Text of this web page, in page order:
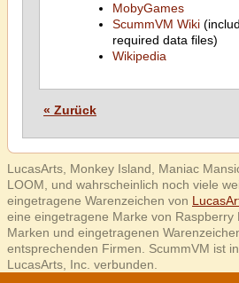
MobyGames
ScummVM Wiki
required data files)
Wikipedia
« Zurück
LucasArts, Monkey Island, Maniac
LOOM, und wahrscheinlich noch viele
eingetragene Warenzeichen von
eine eingetragene Marke von Raspberry
Marken und eingetragenen
entsprechenden Firmen. ScummVM ist
LucasArts, Inc. verbunden.